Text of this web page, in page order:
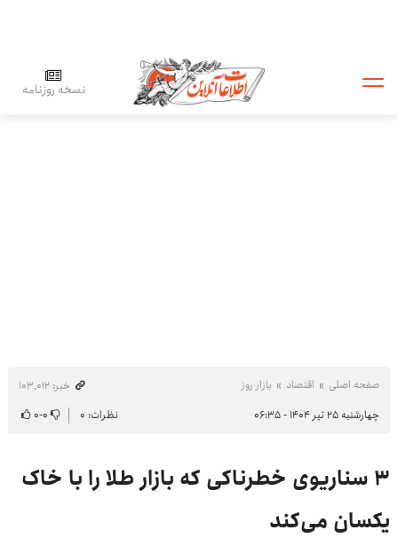
نسخه روزنامه
صفحه اصلی اقتصاد بازار روز
خبر: ۱۰۳٬۰۱۲
چهارشنبه ۲۵ تیر ۱۴۰۴ - ۰۶:۳۵
نظرات: ۰ ۰-۰
۳ سناریوی خطرناکی که بازار طلا را با خاک
یکسان می‌کند